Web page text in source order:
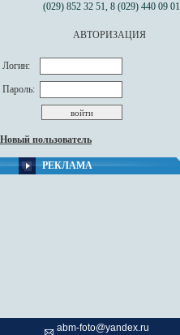
(029) 852 32 51, 8 (029) 440 09 01
АВТОРИЗАЦИЯ
Логин:
Пароль:
Новый пользователь
РЕКЛАМА
abm-foto@yandex.ru